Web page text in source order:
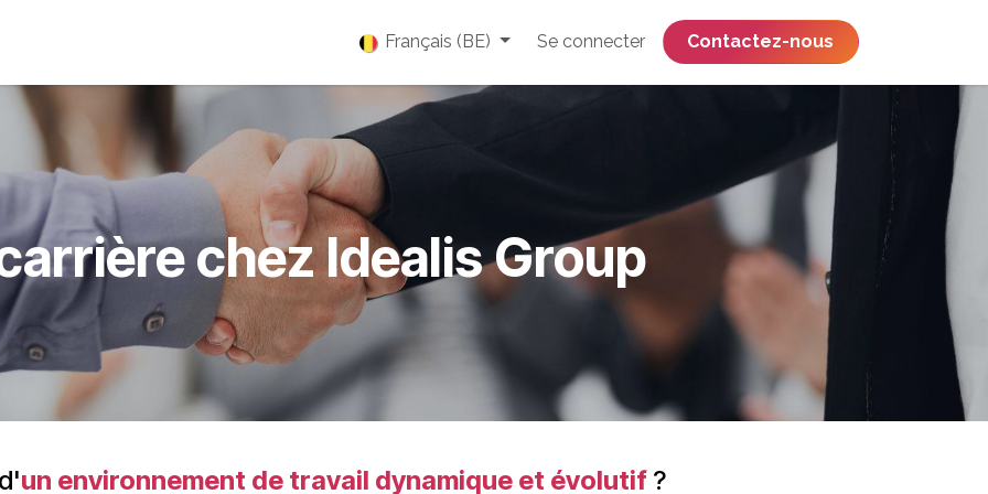
Français (BE) Se connecter ​​​​​​​​​​​​​​​​Contactez-nous
chezIdealis Group
un environnement de travail dynamique et évolutif ?